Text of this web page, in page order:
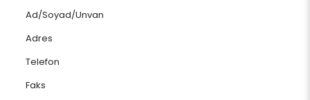
Ad/Soyad/Unvan
Adres
Telefon
Faks